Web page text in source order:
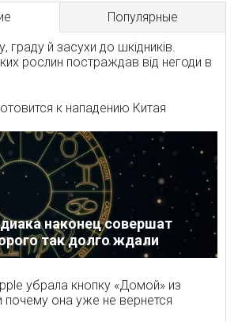
Популярные
граду й засухи до шкідників.
рослин постраждав від негоди в
к нападению Китая
наконец совершат
так долго ждали
убрала кнопку «Домой» из
почему она уже не вернется